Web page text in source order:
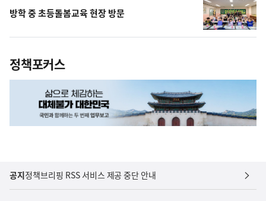
방학 중 초등돌봄교육 현장 방문
정책포커스
공지정책브리핑 RSS 서비스 제공 중단 안내